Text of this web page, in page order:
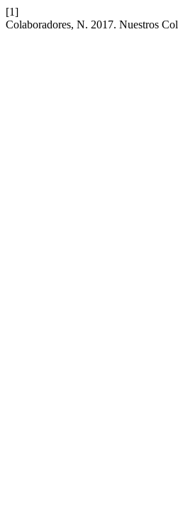
[1]
Colaboradores, N. 2017. Nuestros